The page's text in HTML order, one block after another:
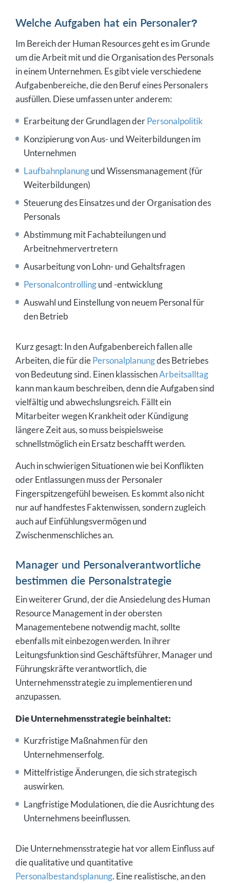
Welche Aufgaben hat ein Personaler?
Im Bereich der Human Resources geht es im Grunde
um die Arbeit mit und die Organisation des Personals
in einem Unternehmen. Es gibt viele verschiedene
Aufgabenbereiche, die den Beruf eines Personalers
ausfüllen. Diese umfassen unter anderem:
Erarbeitung der Grundlagen derPersonalpolitik
Konzipierung von Aus- und Weiterbildungen im
Unternehmen
Laufbahnplanungund Wissensmanagement (für
Weiterbildungen)
Steuerung des Einsatzes und der Organisation des
Personals
Abstimmung mit Fachabteilungen und
Arbeitnehmervertretern
Ausarbeitung von Lohn- und Gehaltsfragen
Personalcontrollingund -entwicklung
Auswahl und Einstellung von neuem Personal für
den Betrieb
Kurz gesagt: In den Aufgabenbereich fallen alle
Arbeiten, die für diePersonalplanungdes Betriebes
von Bedeutung sind. Einen klassischenArbeitsalltag
kann man kaum beschreiben, denn die Aufgaben sind
vielfältig und abwechslungsreich. Fällt ein
Mitarbeiter wegen Krankheit oder Kündigung
längere Zeit aus, so muss beispielsweise
schnellstmöglich ein Ersatz beschafft werden.
Auch in schwierigen Situationen wie bei Konflikten
oder Entlassungen muss der Personaler
Fingerspitzengefühl beweisen. Es kommt also nicht
nur auf handfestes Faktenwissen, sondern zugleich
auch auf Einfühlungsvermögen und
Zwischenmenschliches an.
Manager und Personalverantwortliche
bestimmen die Personalstrategie
Ein weiterer Grund, der die Ansiedelung des Human
Resource Management in der obersten
Managementebene notwendig macht, sollte
ebenfalls mit einbezogen werden. In ihrer
Leitungsfunktion sind Geschäftsführer, Manager und
Führungskräfte verantwortlich, die
Unternehmensstrategie zu implementieren und
anzupassen.
Die Unternehmensstrategie beinhaltet:
Kurzfristige Maßnahmen für den
Unternehmenserfolg.
Mittelfristige Änderungen, die sich strategisch
auswirken.
Langfristige Modulationen, die die Ausrichtung des
Unternehmens beeinflussen.
Die Unternehmensstrategie hat vor allem Einfluss auf
die qualitative und quantitative
Personalbestandsplanung. Eine realistische, an den